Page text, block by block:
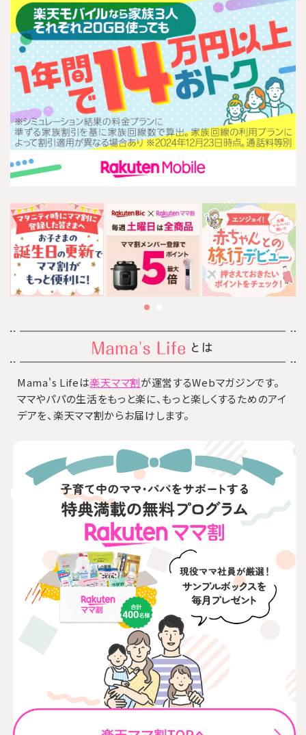
とは
Mama's Lifeは楽天ママ割が運営するWebマガジンです。
ママやパパの生活をもっと楽に、もっと楽しくするためのアイ
デアを、楽天ママ割からお届けします。